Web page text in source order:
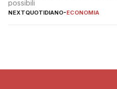
possibili
NEXTQUOTIDIANO-ECONOMIA